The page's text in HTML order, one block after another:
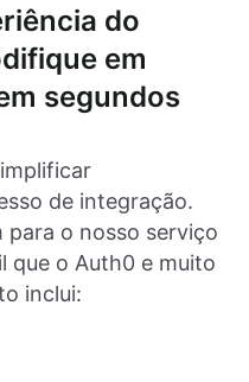
do
em
segundos
de integração.
para o nosso serviço
que o Auth0 e muito
inclui: